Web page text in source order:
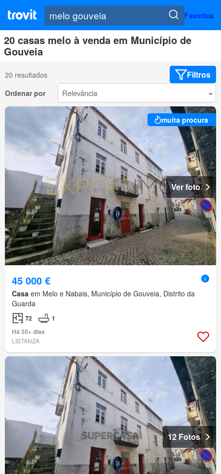
Favoritos
20 casas melo à venda em Município de
Gouveia
20 resultados Filtros
Ordenar por
muita procura
Ver foto
45 000 €
Casa em Melo e Nabais, Município de Gouveia, Distrito da
Guarda
T2
1
Há 30+ dias
LISTANZA
12 Fotos